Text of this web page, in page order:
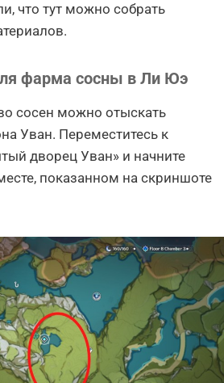
что тут можно собрать
фарма сосны в Ли Юэ
сосен можно отыскать
Уван. Переместитесь к
дворец Уван» и начните
показанном на скриншоте